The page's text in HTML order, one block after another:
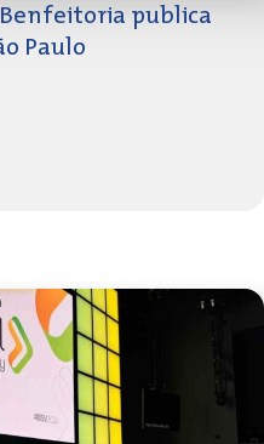
publica
Paulo